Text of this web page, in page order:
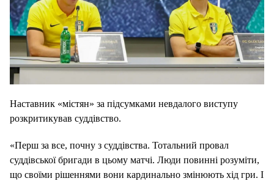
Наставник «містян» за підсумками невдалого виступу
розкритикував суддівство.
«Перш за все, почну з суддівства. Тотальний провал
суддівської бригади в цьому матчі. Люди повинні розуміти,
що своїми рішеннями вони кардинально змінюють хід гри. І